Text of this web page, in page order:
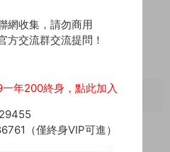
教程結束！
網收集，請勿商用
方交流群交流提問！
年200終身，點此加入
（僅終身VIP可進）